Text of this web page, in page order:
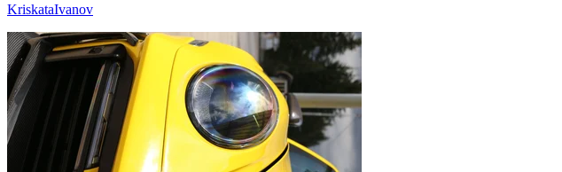
KriskataIvanov